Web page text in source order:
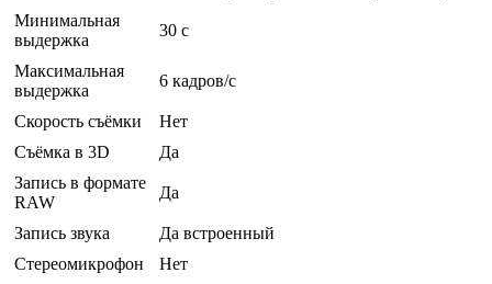
Минимальная
выдержка
30 c
Максимальная
выдержка
6 кадров/с
Скорость съёмки
Нет
Съёмка в 3D
Да
Запись в формате
RAW
Да
Запись звука
Да встроенный
Стереомикрофон
Нет